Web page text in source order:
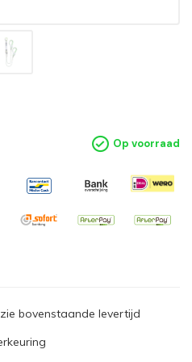
Op voorraad
zie bovenstaande levertijd